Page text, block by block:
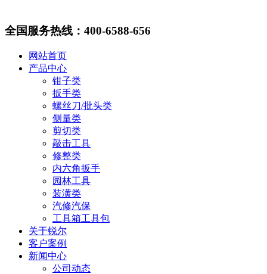
全国服务热线： 400-6588-656
网站首页
产品中心
钳子类
扳手类
螺丝刀/批头类
侧量类
剪切类
敲击工具
修整类
内六角扳手
园林工具
装潢类
汽修汽保
工具箱工具包
关于锐尔
客户案例
新闻中心
公司动态